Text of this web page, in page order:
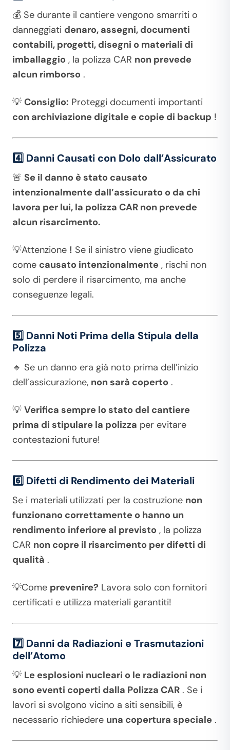
💰 Se durante il cantiere vengono smarriti o
danneggiati denaro, assegni, documenti
contabili, progetti, disegni o materiali di
imballaggio , la polizza CAR non prevede
alcun rimborso .
💡Consiglio: Proteggi documenti importanti
con archiviazione digitale e copie di backup !
4️⃣ Danni Causati con Dolo dall’Assicurato
🚨 Se il danno è stato causato
intenzionalmente dall’assicurato o da chi
lavora per lui, la polizza CAR non prevede
alcun risarcimento.
💡Attenzione ! Se il sinistro viene giudicato
come causato intenzionalmente , rischi non
solo di perdere il risarcimento, ma anche
conseguenze legali.
5️⃣ Danni Noti Prima della Stipula della
Polizza
🔹 Se un danno era già noto prima dell’inizio
dell’assicurazione, non sarà coperto .
💡Verifica sempre lo stato del cantiere
prima di stipulare la polizza per evitare
contestazioni future!
6️⃣ Difetti di Rendimento dei Materiali
Se i materiali utilizzati per la costruzione non
funzionano correttamente o hanno un
rendimento inferiore al previsto , la polizza
CAR non copre il risarcimento per difetti di
qualità .
💡Come prevenire? Lavora solo con fornitori
certificati e utilizza materiali garantiti!
7️⃣ Danni da Radiazioni e Trasmutazioni
dell’Atomo
💡 Le esplosioni nucleari o le radiazioni non
sono eventi coperti dalla Polizza CAR . Se i
lavori si svolgono vicino a siti sensibili, è
necessario richiedere una copertura speciale .